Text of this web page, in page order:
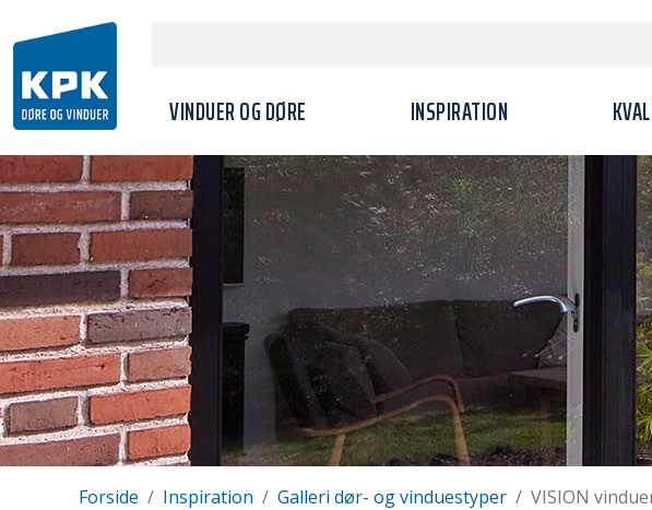
VINDUER OG DØRE INSPIRATION
Forside Inspiration Galleri dør- og vinduestyper VISION